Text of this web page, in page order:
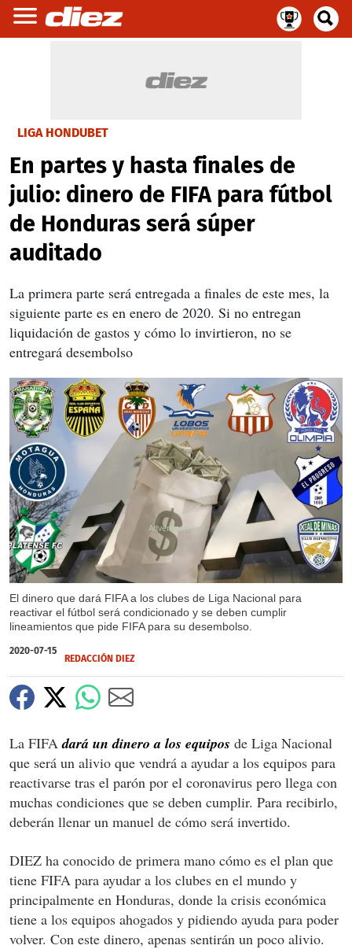
LIGA HONDUBET
En partes y hasta finales de
julio: dinero de FIFA para fútbol
de Honduras será súper
auditado
La primera parte será entregada a finales de este mes, la
siguiente parte es en enero de 2020. Si no entregan
liquidación de gastos y cómo lo invirtieron, no se
entregará desembolso
El dinero que dará FIFA a los clubes de Liga Nacional para
reactivar el fútbol será condicionado y se deben cumplir
lineamientos que pide FIFA para su desembolso.
X
2020-07-15
REDACCIÓN DIEZ
La FIFAdará un dinero a los equipos de Liga Nacional
que será un alivio que vendrá a ayudar a los equipos para
reactivarse tras el parón por el coronavirus pero llega con
muchas condiciones que se deben cumplir. Para recibirlo,
deberán llenar un manuel de cómo será invertido.
DIEZ ha conocido de primera mano cómo es el plan que
tiene FIFA para ayudar a los clubes en el mundo y
principalmente en Honduras, donde la crisis económica
tiene a los equipos ahogados y pidiendo ayuda para poder
volver. Con este dinero, apenas sentirán un poco alivio.